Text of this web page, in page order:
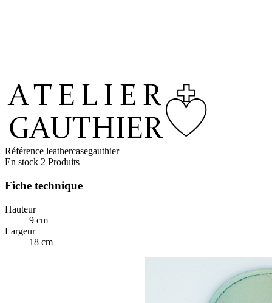
Référence leathercasegauthier
En stock 2 Produits
Fiche technique
Hauteur
9 cm
Largeur
18 cm